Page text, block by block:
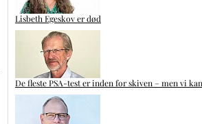
Lisbeth Egeskov er død
De fleste PSA-test er inden for skiven – men vi